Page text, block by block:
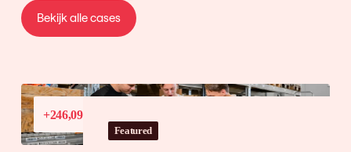
Bekijk alle cases
+246,09%
in Frankrijk
Featured